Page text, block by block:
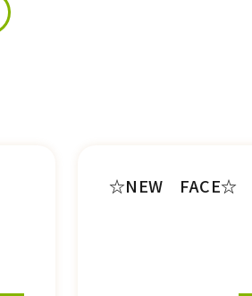
☆NEW FACE☆